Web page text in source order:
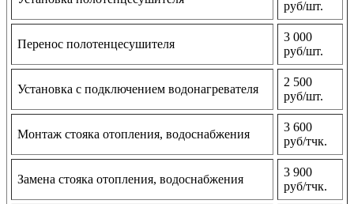
руб/шт.
Перенос полотенцесушителя
3 000
руб/шт.
Установка с подключением водонагревателя
2 500
руб/шт.
Монтаж стояка отопления, водоснабжения
3 600
руб/тчк.
Замена стояка отопления, водоснабжения
3 900
руб/тчк.